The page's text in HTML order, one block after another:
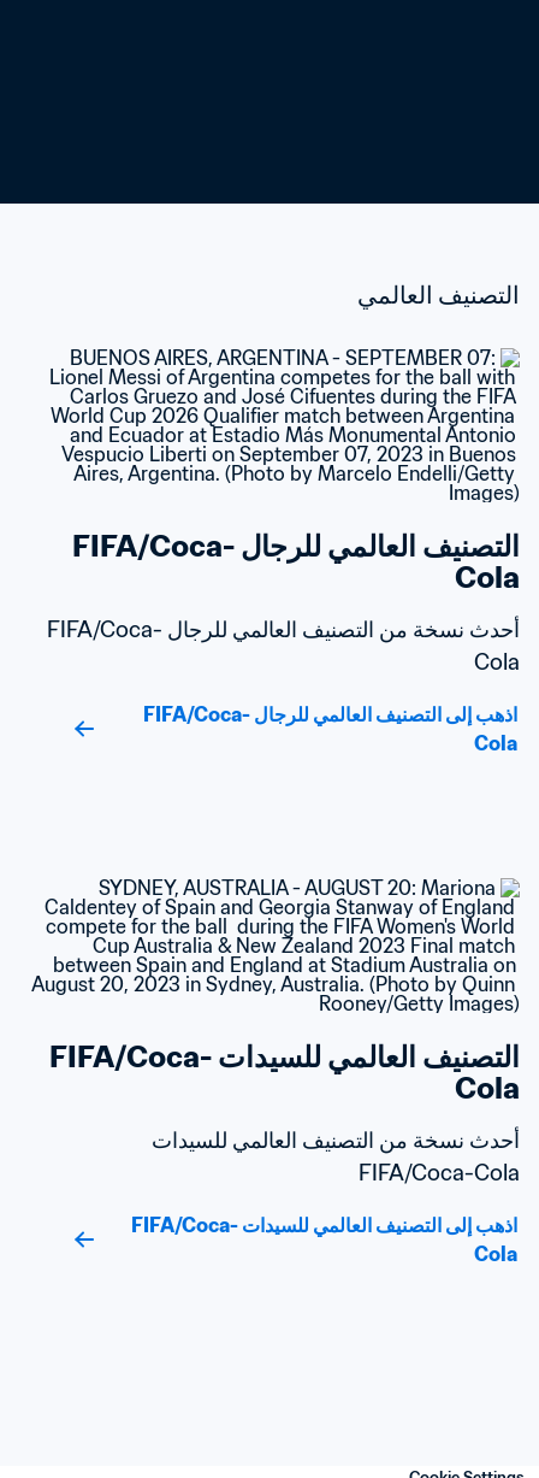
التصنيف العالمي
التصنيف العالمي للرجال FIFA/Coca-
Cola
أحدث نسخة من التصنيف العالمي للرجال FIFA/Coca-
Cola
اذهب إلى التصنيف العالمي للرجال FIFA/Coca-
Cola
التصنيف العالمي للسيدات FIFA/Coca-
Cola
FIFA/Coca-Cola
اذهب إلى التصنيف العالمي للسيدات FIFA/Coca-
Cola